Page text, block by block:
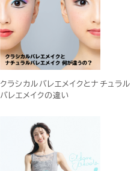
クラシカルバレエメイクとナチュラル
バレエメイクの違い